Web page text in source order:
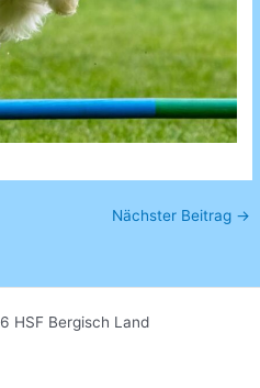
Nächster Beitrag →
HSF Bergisch Land